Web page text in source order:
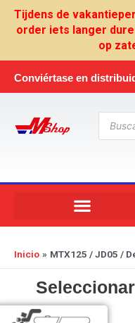
Tijdens de
order iets langer
op
Conviértase en
Inicio MTX125 / JD05 /